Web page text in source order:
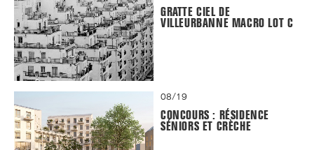
GRATTE CIEL DE
VILLEURBANNE MACRO LOT C
08/19
CONCOURS : RÉSIDENCE
SÉNIORS ET CRÈCHE